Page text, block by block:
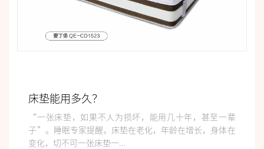
床垫能用多久？
“一张床垫，如果不人为损坏，能用几十年，甚至一辈
子”。睡眠专家提醒，床垫在老化，年龄在增长，身体在
变化，切不可一张床垫一...